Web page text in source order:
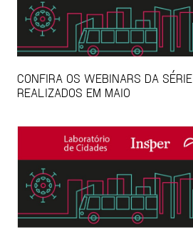
CONFIRA OS WEBINARS DA
REALIZADOS EM MAIO